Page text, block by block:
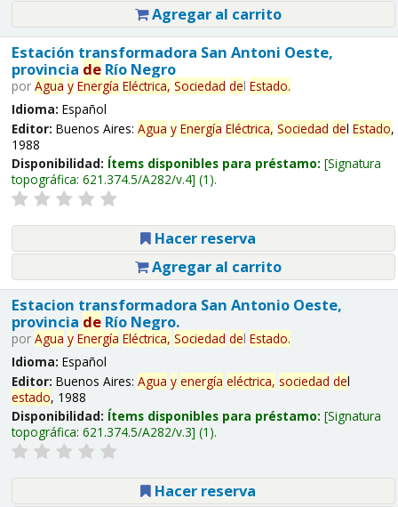
Agregar al carrito
Estación transformadora San Antoni Oeste,
provincia deRío Negro
por Agua y Energía Eléctrica, Sociedad del Estado.
Idioma: Español
Editor: Buenos Aires: Agua y Energía Eléctrica, Sociedad del Estado,
1988
Disponibilidad: Ítems disponibles para préstamo: Signatura
topográfica: 621.374.5/A282/v.4 (1).
Hacer reserva
Agregar al carrito
Estacion transformadora San Antonio Oeste,
provincia deRío Negro.
por Agua y Energía Eléctrica, Sociedad del Estado.
Idioma: Español
Editor: Buenos Aires: Agua y energía eléctrica, sociedad del
estado, 1988
Disponibilidad: Ítems disponibles para préstamo: Signatura
topográfica: 621.374.5/A282/v.3 (1).
Hacer reserva